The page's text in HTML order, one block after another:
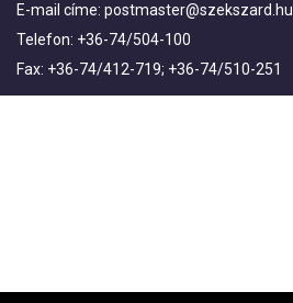
E-mail címe: postmaster@szekszard.hu
Telefon: +36-74/504-100
Fax: +36-74/412-719; +36-74/510-251